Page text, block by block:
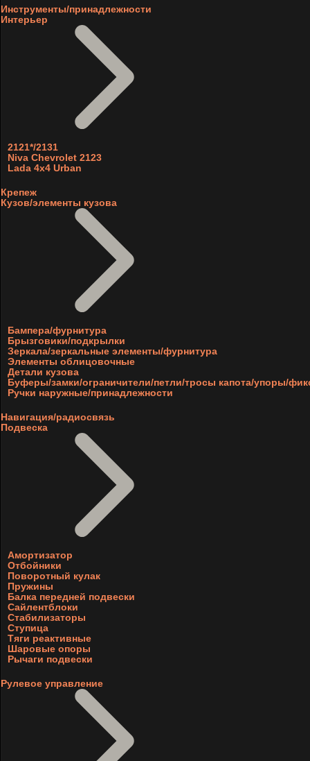
Инструменты/принадлежности
Интерьер
2121*/2131
Niva Chevrolet 2123
Lada 4x4 Urban
Крепеж
Кузов/элементы кузова
Бампера/фурнитура
Брызговики/подкрылки
Зеркала/зеркальные элементы/фурнитура
Элементы облицовочные
Детали кузова
Буферы/замки/ограничители/петли/тросы капота/упоры/
Ручки наружные/принадлежности
Навигация/радиосвязь
Подвеска
Амортизатор
Отбойники
Поворотный кулак
Пружины
Балка передней подвески
Сайлентблоки
Стабилизаторы
Ступица
Тяги реактивные
Шаровые опоры
Рычаги подвески
Рулевое управление